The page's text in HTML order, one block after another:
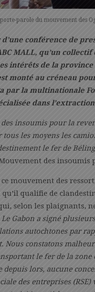
parole du mouvement des
d’une conférence de
MALL, qu’un
intérêts de la
monté au créneau
par la multinationale
dans
insoumis pour la
tous les moyens les
le fer de
des insoumis
ce mouvement des
qu’il qualifie de
selon les plaignants,
Le Gabon a signé
autochtones par
Nous constatons
le fer de la zone
depuis lors, aucune
des entreprises